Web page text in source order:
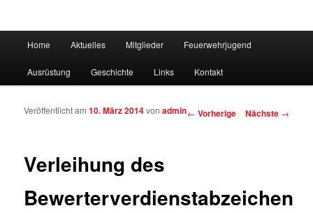
Zum Inhalt wechseln
Zum sekundären Inhalt wechseln
Home Aktuelles Mitglieder Feuerwehrjugend
Ausrüstung Geschichte Links Kontakt
Artikelnavigation
← Vorherige Nächste →
Verleihung des
Bewerterverdienstabzeichen
Veröffentlicht am10. März 2014vonadmin